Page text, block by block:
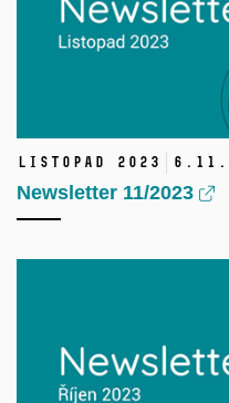
Listopad 2023 6. 11.
Newsletter 11/2023